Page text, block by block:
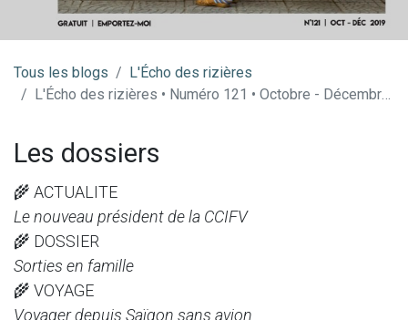
Tous les blogs
​L'Écho des rizières
L'Écho des rizières • Numéro 121 • Octobre - Décembre 2019
Les dossiers
🌾 ACTUALITE
Le nouveau président de la CCIFV
🌾 DOSSIER
Sorties en famille
🌾 VOYAGE
Voyager depuis Saïgon sans avion